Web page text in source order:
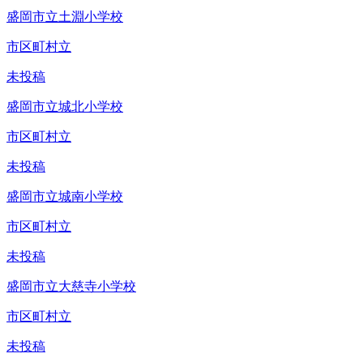
盛岡市立土淵小学校
市区町村立
未投稿
盛岡市立城北小学校
市区町村立
未投稿
盛岡市立城南小学校
市区町村立
未投稿
盛岡市立大慈寺小学校
市区町村立
未投稿